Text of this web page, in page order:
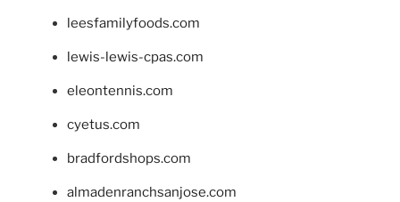
leesfamilyfoods.com
lewis-lewis-cpas.com
eleontennis.com
cyetus.com
bradfordshops.com
almadenranchsanjose.com